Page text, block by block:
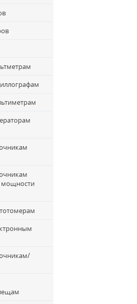
мощности